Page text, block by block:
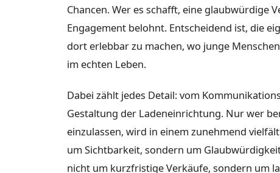
Chancen. Wer es schafft, eine glaubwürdige
Engagement belohnt. Entscheidend ist, die
dort erlebbar zu machen, wo junge
im echten Leben.
Dabei zählt jedes Detail: vom
Gestaltung der Ladeneinrichtung. Nur wer
einzulassen, wird in einem zunehmend
um Sichtbarkeit, sondern um
nicht um kurzfristige Verkäufe, sondern um